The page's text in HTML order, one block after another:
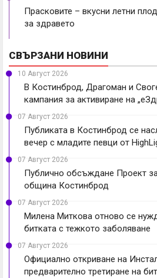
Прасковите – вкусни летни
за здравето
СВЪРЗАНИ НОВИНИ
10 Август 2026
В Костинброд, Драгоман и
кампания за активиране на
07 Август 2026
Публиката в Костинброд се
вечер с младите певци от
07 Август 2026
Публично обсъждане Проект
община Костинброд
07 Август 2026
Милена Миткова отново се
битката с тежкото заболяване
07 Август 2026
Официално откриване на
предварително третиране на